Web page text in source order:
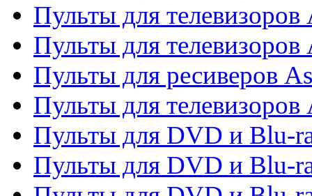
Пульты для
Пульты для телевизоров
Пульты для ресиверов
Пульты для телевизоров
Пульты для DVD и Blu-
Пульты для DVD и Blu-